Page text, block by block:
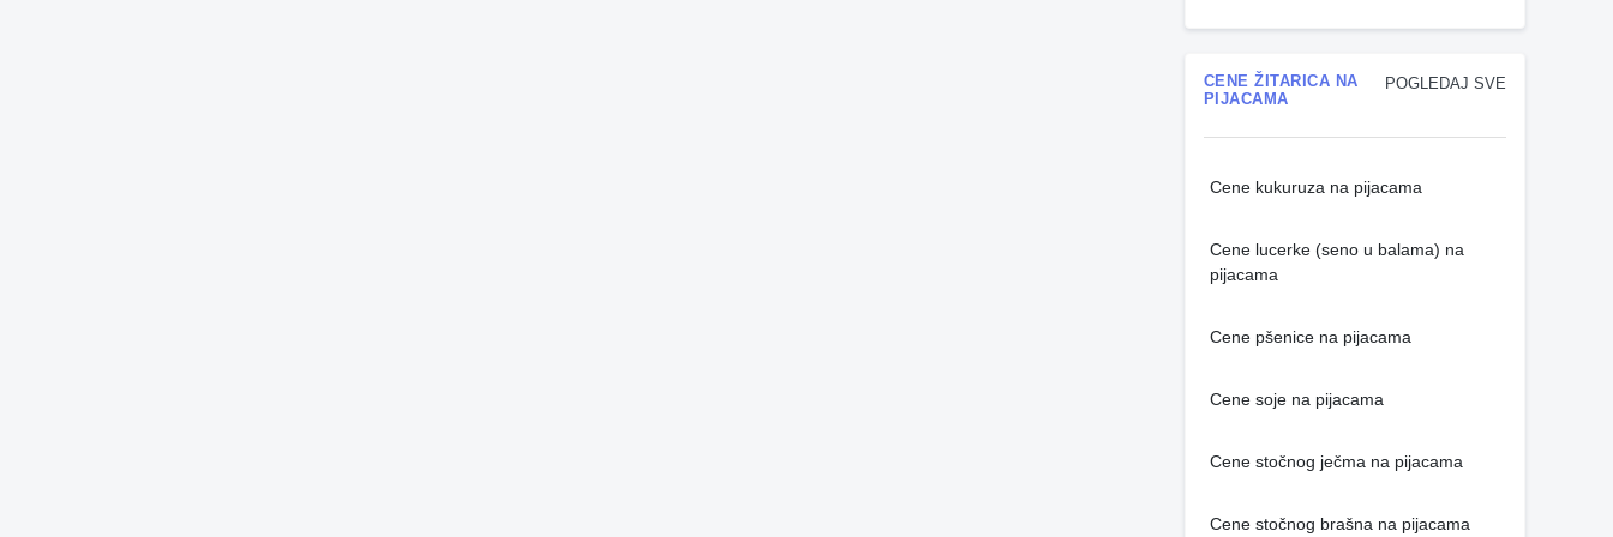
POGLEDAJ SVE
CENE ŽITARICA NA
PIJACAMA
Cene kukuruza na pijacama
Cene lucerke (seno u balama) na
pijacama
Cene pšenice na pijacama
Cene soje na pijacama
Cene stočnog ječma na pijacama
Cene stočnog brašna na pijacama